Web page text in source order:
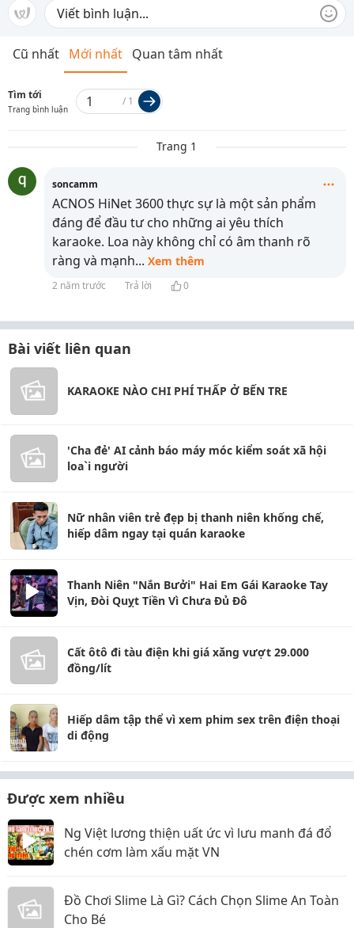
Cũ nhất Mới nhất Quan tâm nhất
Tìm tới
Trang bình luận
/ 1
Trang 1
soncamm
ACNOS HiNet 3600 thực sự là một sản phẩm
đáng để đầu tư cho những ai yêu thích
karaoke. Loa này không chỉ có âm thanh rõ
ràng và mạnh... Xem thêm
2 năm trước Trả lời 0
Bài viết liên quan
KARAOKE NÀO CHI PHÍ THẤP Ở BẾN TRE
'Cha đẻ' AI cảnh báo máy móc kiểm soát xã hội
loa`i người
Nữ nhân viên trẻ đẹp bị thanh niên khống chế,
hiếp dâm ngay tại quán karaoke
Thanh Niên "Nắn Bưởi" Hai Em Gái Karaoke Tay
Vịn, Đòi Quỵt Tiền Vì Chưa Đủ Đô
Cất ôtô đi tàu điện khi giá xăng vượt 29.000
đồng/lít
Hiếp dâm tập thể vì xem phim sex trên điện thoại
di động
Được xem nhiều
Ng Việt lương thiện uất ức vì lưu manh đá đổ
chén cơm làm xấu mặt VN
Đồ Chơi Slime Là Gì? Cách Chọn Slime An Toàn
Cho Bé